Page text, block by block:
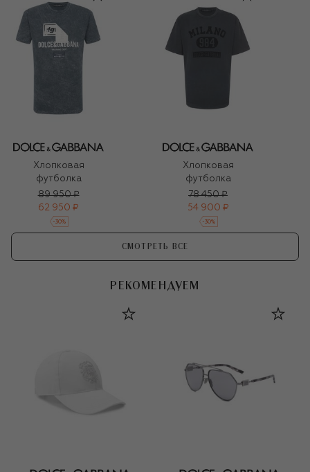
Хлопковая
футболка
89 950 ₽
62 950 ₽
-30%
Хлопковая
футболка
78 450 ₽
54 900 ₽
-30%
СМОТРЕТЬ ВСЕ
РЕКОМЕНДУЕМ